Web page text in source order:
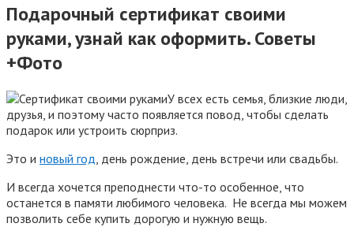
Подарочный сертификат своими
руками, узнай как оформить. Советы
+Фото
У всех есть семья, близкие люди,
друзья, и поэтому часто появляется повод, чтобы сделать
подарок или устроить сюрприз.
Это и новый год , день рождение, день встречи или свадьбы.
И всегда хочется преподнести что-то особенное, что
останется в памяти любимого человека. Не всегда мы можем
позволить себе купить дорогую и нужную вещь.